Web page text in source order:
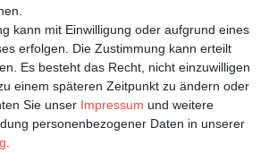
ich die
widerrufen.**
Abonnieren
** Hierbei handelt es sich um ein Pflichtfeld.
kann mit Einwilligung oder aufgrund eines
erfolgen. Die Zustimmung kann erteilt
Es besteht das Recht, nicht einzuwilligen
einem späteren Zeitpunkt zu ändern oder
Sie unser Impressum und weitere
personenbezogener Daten in unserer